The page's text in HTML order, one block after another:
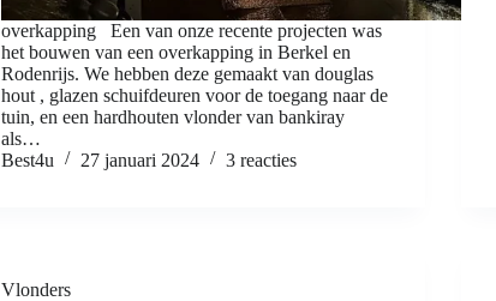
overkapping Een van onze recente projecten was
het bouwen van een overkapping in Berkel en
Rodenrijs. We hebben deze gemaakt van douglas
hout , glazen schuifdeuren voor de toegang naar de
tuin, en een hardhouten vlonder van bankiray
als…
Best4u
27 januari 2024 3 reacties
Vlonders